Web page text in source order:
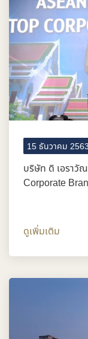
15 ธันวาคม 2563
บริษัท ดิ เอราวั
Corporate
ดูเพิ่มเติม